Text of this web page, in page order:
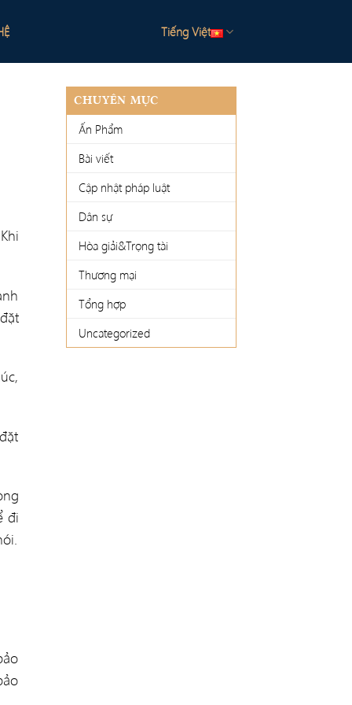
Tiếng Việt
đi
CHUYÊN MỤC
Ấn Phẩm
Bài viết
Cập nhật pháp luật
Dân sự
Hòa giải&Trọng tài
Thương mại
Tổng hợp
Uncategorized